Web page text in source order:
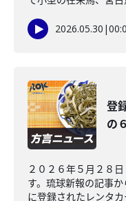
2026.05.30 |
登
の
２０２６年５月２８
す。琉球新報の記事
に登録されたレンタ